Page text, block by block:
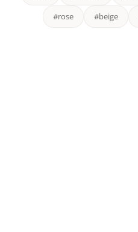
#rose #beige